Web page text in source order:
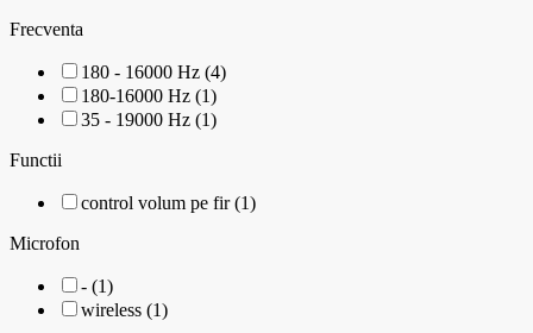
Frecventa
180 - 16000 Hz (4)
180-16000 Hz (1)
35 - 19000 Hz (1)
Functii
control volum pe fir (1)
Microfon
- (1)
wireless (1)